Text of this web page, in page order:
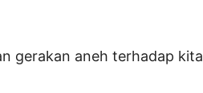
gerakan aneh terhadap kita